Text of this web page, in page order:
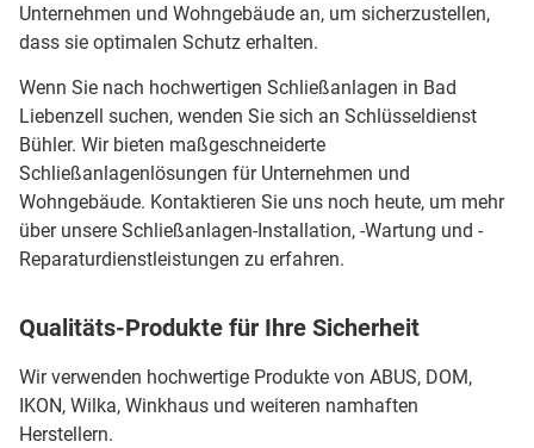
Unternehmen und Wohngebäude an, um sicherzustellen,
dass sie optimalen Schutz erhalten.
Wenn Sie nach hochwertigen Schließanlagen in Bad
Liebenzell suchen, wenden Sie sich an Schlüsseldienst
Bühler. Wir bieten maßgeschneiderte
Schließanlagenlösungen für Unternehmen und
Wohngebäude. Kontaktieren Sie uns noch heute, um mehr
über unsere Schließanlagen-Installation, -Wartung und -
Reparaturdienstleistungen zu erfahren.
Qualitäts-Produkte für Ihre Sicherheit
Wir verwenden hochwertige Produkte von ABUS, DOM,
IKON, Wilka, Winkhaus und weiteren namhaften
Herstellern.